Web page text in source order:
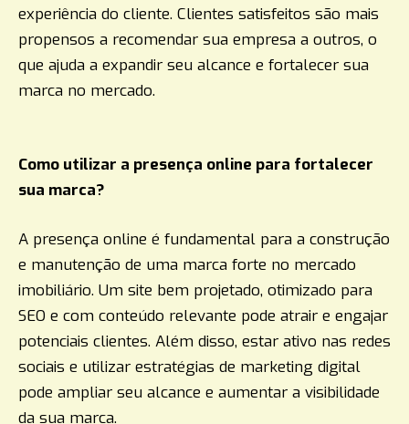
experiência do cliente. Clientes satisfeitos são mais
propensos a recomendar sua empresa a outros, o
que ajuda a expandir seu alcance e fortalecer sua
marca no mercado.
Como utilizar a presença online para fortalecer
sua marca?
A presença online é fundamental para a construção
e manutenção de uma marca forte no mercado
imobiliário. Um site bem projetado, otimizado para
SEO e com conteúdo relevante pode atrair e engajar
potenciais clientes. Além disso, estar ativo nas redes
sociais e utilizar estratégias de marketing digital
pode ampliar seu alcance e aumentar a visibilidade
da sua marca.